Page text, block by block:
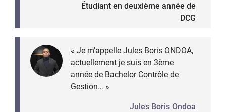
Étudiant en deuxième année de
DCG
« Je m’appelle Jules Boris ONDOA,
actuellement je suis en 3ème
année de Bachelor Contrôle de
Gestion… »
Jules Boris Ondoa